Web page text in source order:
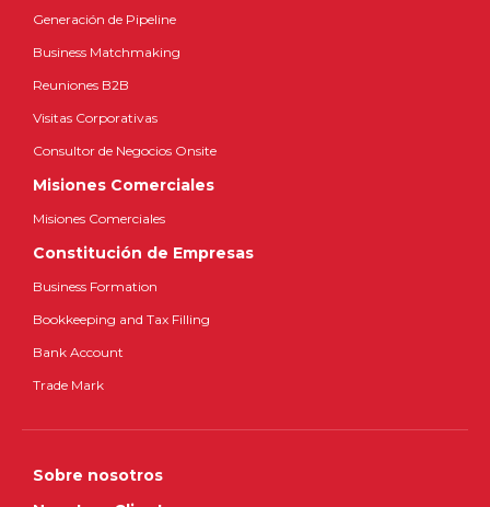
Generación de Pipeline
Business Matchmaking
Reuniones B2B
Visitas Corporativas
Consultor de Negocios Onsite
Misiones Comerciales
Misiones Comerciales
Constitución de Empresas
Business Formation
Bookkeeping and Tax Filling
Bank Account
Trade Mark
Sobre nosotros